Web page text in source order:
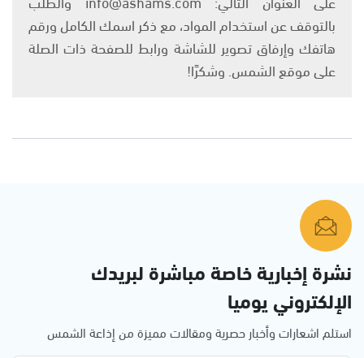
بالتوقف عن استخدام المواد، مع ذكر اسمك الكامل ورقم
هاتفك وإرفاق تصوير للشاشة ورابط للصفحة ذات الصلة
على موقع الشمس. وشكرًا!
نشرة إخبارية خاصة مباشرة لبريدك
الإلكتروني يوميا
استلم اشعارات وأخبار حصرية ومقالات مميزة من إذاعة الشمس